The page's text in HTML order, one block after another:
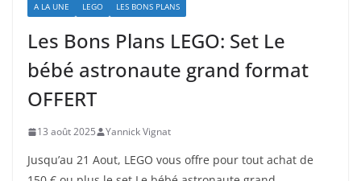
A LA UNE LEGO LES BONS PLANS
Les Bons Plans LEGO: Set Le
bébé astronaute grand format
OFFERT
13 août 2025 Yannick Vignat
Jusqu’au 21 Aout, LEGO vous offre pour tout achat de